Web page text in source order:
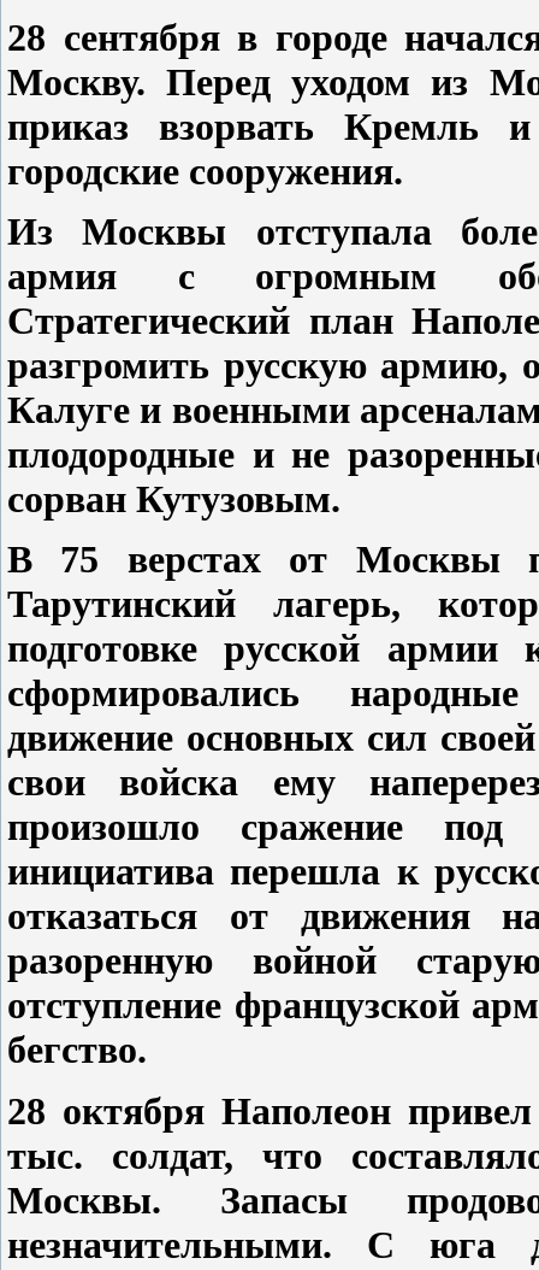
28 сентября в городе
Москву. Перед уходом из
приказ взорвать Кремль
городские сооружения.
Из Москвы отступала
армия с огромным
Стратегический план
разгромить русскую армию,
Калуге и военными
плодородные и не
сорван Кутузовым.
В 75 верстах от Москвы
Тарутинский лагерь,
подготовке русской армии
сформировались
движение основных сил
свои войска ему
произошло сражение под
инициатива перешла к
отказаться от
разоренную войной
отступление французской
бегство.
28 октября Наполеон
тыс. солдат, что
Москвы. Запасы
незначительными. С юга